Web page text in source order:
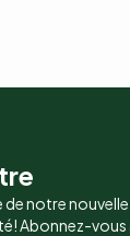
de notre nouvelle
Abonnez-vous